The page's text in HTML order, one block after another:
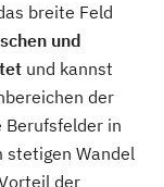
breite Feld
und
und kannst
der
Berufsfelder in
stetigen Wandel
der